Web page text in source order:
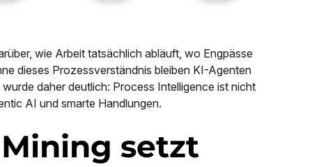
wie Arbeit tatsächlich abläuft, wo Engpässe
dieses Prozessverständnis bleiben KI-Agenten
daher deutlich: Process Intelligence ist nicht
AI und smarte Handlungen.
setzt